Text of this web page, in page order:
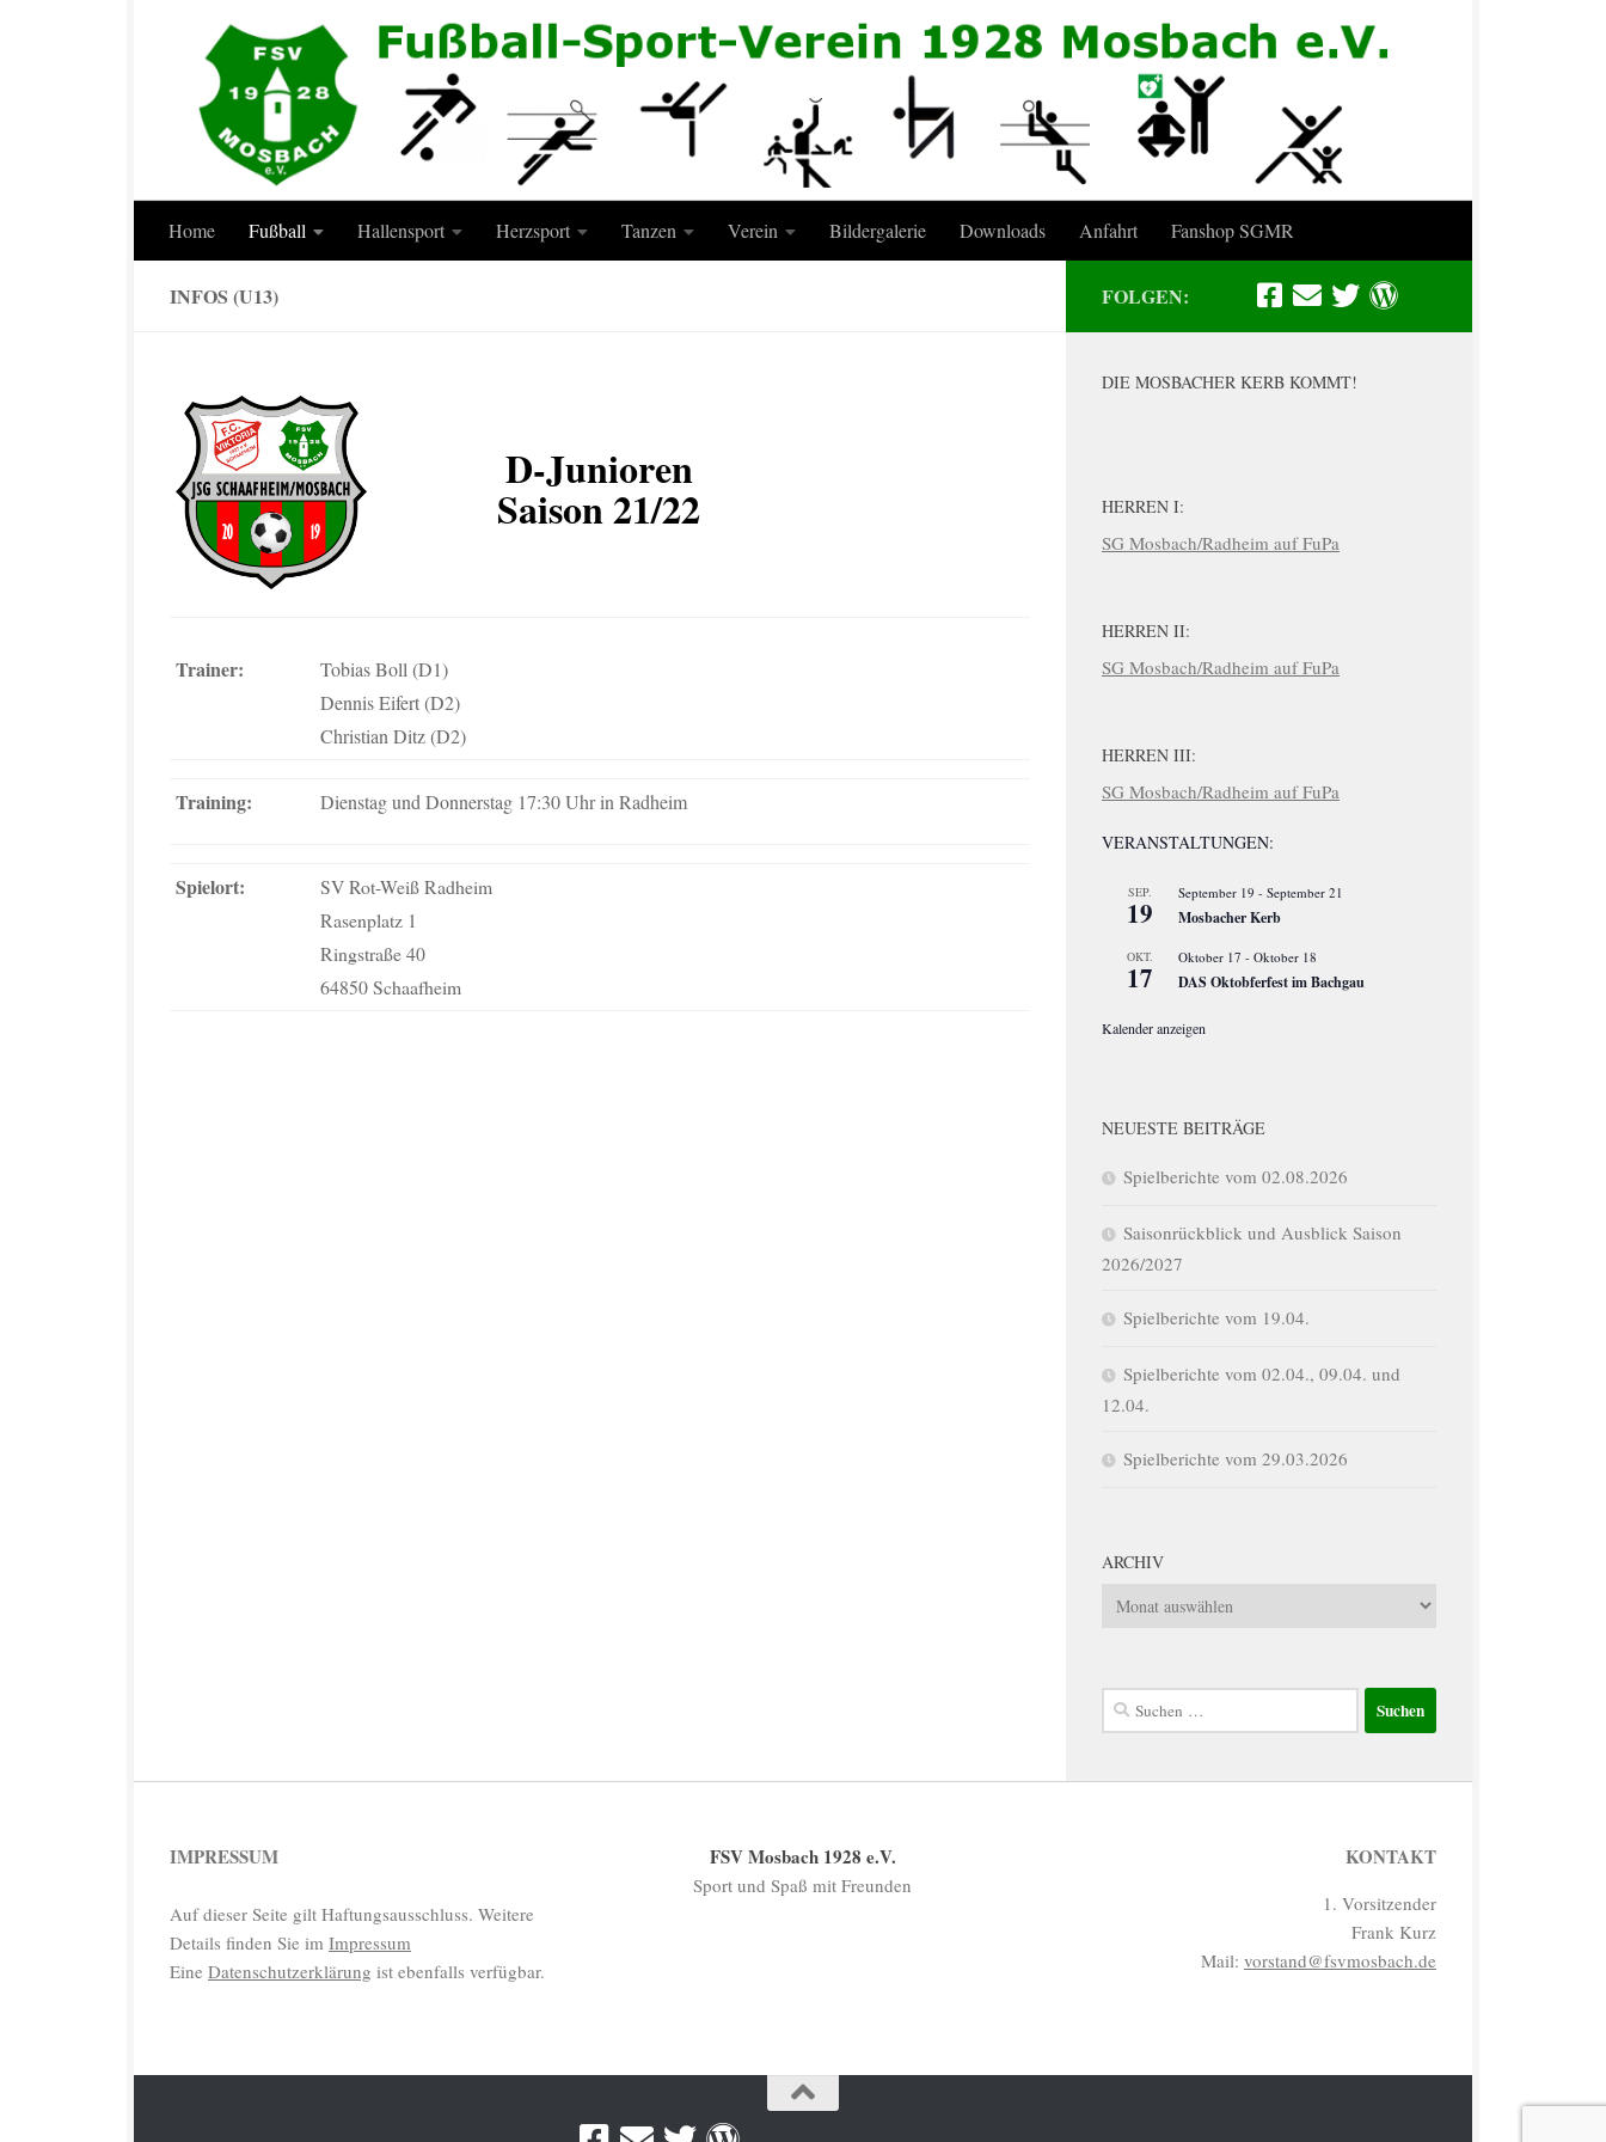
Zum Inhalt springen
Home Fußball Hallensport Herzsport Tanzen Verein Bildergalerie Downloads Anfahrt Fanshop SGMR
INFOS (U13)
D-Junioren
Saison 21/22
Trainer:
Tobias Boll (D1)
Dennis Eifert (D2)
Christian Ditz (D2)
Training: Dienstag und Donnerstag 17:30 Uhr in Radheim
Spielort:
SV Rot-Weiß Radheim
Rasenplatz 1
Ringstraße 40
64850 Schaafheim
FOLGEN:
DIE MOSBACHER KERB KOMMT!
HERREN I:
SG Mosbach/Radheim auf FuPa
HERREN II:
SG Mosbach/Radheim auf FuPa
HERREN III:
SG Mosbach/Radheim auf FuPa
VERANSTALTUNGEN:
SEP.
19
September 19 - September 21
Mosbacher Kerb
OKT.
17
Oktober 17 - Oktober 18
DAS Oktobferfest im Bachgau
Kalender anzeigen
NEUESTE BEITRÄGE
Spielberichte vom 02.08.2026
Saisonrückblick und Ausblick Saison
2026/2027
Spielberichte vom 19.04.
Spielberichte vom 02.04., 09.04. und
12.04.
Spielberichte vom 29.03.2026
ARCHIV
Archiv
Suchen
nach:
IMPRESSUM
Auf dieser Seite gilt Haftungsausschluss. Weitere
Details finden Sie im Impressum
Eine Datenschutzerklärung ist ebenfalls verfügbar.
FSV Mosbach 1928 e.V.
Sport und Spaß mit Freunden
KONTAKT
1. Vorsitzender
Frank Kurz
Mail: vorstand@fsvmosbach.de